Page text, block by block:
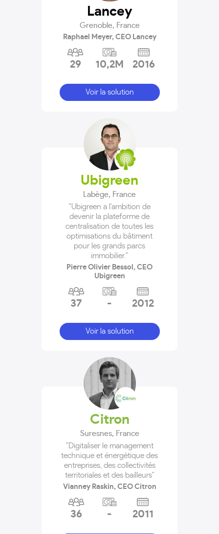
Lancey
Grenoble, France
Raphael Meyer, CEO Lancey
29 10,2M 2016
Voir la solution
Ubigreen
Labège, France
"Ubigreen a l'ambition de
devenir la plateforme de
centralisation de toutes les
optimisations du bâtiment
pour les grands parcs
immobilier."
Pierre Olivier Bessol, CEO
Ubigreen
37 - 2012
Voir la solution
Citron
Suresnes, France
"Digitaliser le management
technique et énergétique des
entreprises, des collectivités
territoriales et des bailleurs"
Vianney Raskin, CEO Citron
36 - 2011